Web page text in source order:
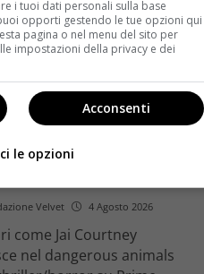
Animals su Prime
Velvet 4 Agosto 2026
come Jai Courtney
nel dangerous animals
i tuoi dati personali sulla base
opporti gestendo le tue opzioni qui
pagina o nel menu del sito per
impostazioni della privacy e dei
Acconsenti
le opzioni